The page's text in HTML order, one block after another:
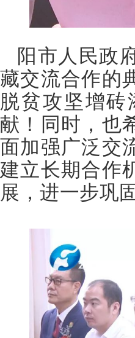
阳市人民政
藏交流合作的
脱贫攻坚增
献！同时，也
面加强广泛交
建立长期合作
展，进一步巩